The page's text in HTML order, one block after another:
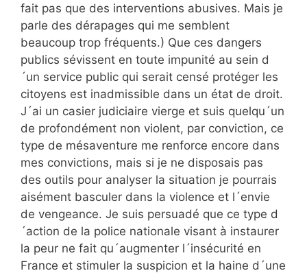
fait pas que des interventions abusives. Mais je
parle des dérapages qui me semblent
beaucoup trop fréquents.) Que ces dangers
publics sévissent en toute impunité au sein d
´un service public qui serait censé protéger les
citoyens est inadmissible dans un état de droit.
J´ai un casier judiciaire vierge et suis quelqu´un
de profondément non violent, par conviction, ce
type de mésaventure me renforce encore dans
mes convictions, mais si je ne disposais pas
des outils pour analyser la situation je pourrais
aisément basculer dans la violence et l´envie
de vengeance. Je suis persuadé que ce type d
´action de la police nationale visant à instaurer
la peur ne fait qu´augmenter l´insécurité en
France et stimuler la suspicion et la haine d´une